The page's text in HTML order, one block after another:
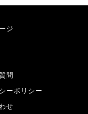
ジ
問
ーポリシー
せ